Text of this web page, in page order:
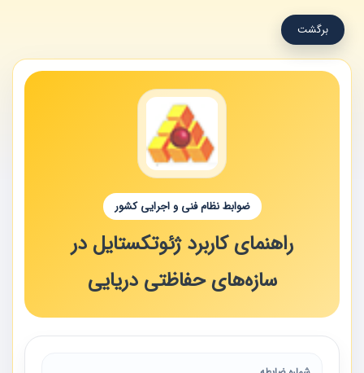
برگشت
ضوابط نظام فنی و اجرایی کشور
راهنمای کاربرد ژئوتکستایل در
سازه‌های حفاظتی دریایی